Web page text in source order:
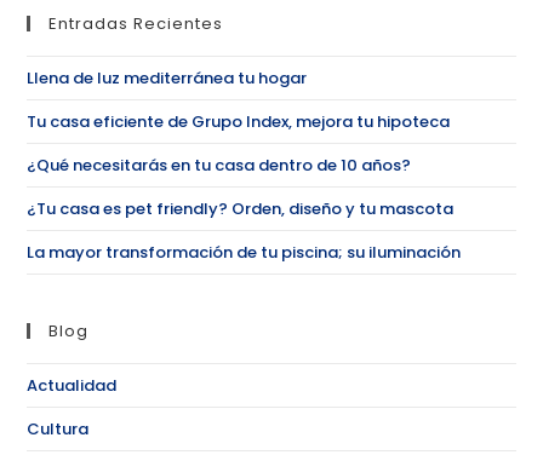
Entradas Recientes
Llena de luz mediterránea tu hogar
Tu casa eficiente de Grupo Index, mejora tu hipoteca
¿Qué necesitarás en tu casa dentro de 10 años?
¿Tu casa es pet friendly? Orden, diseño y tu mascota
La mayor transformación de tu piscina; su iluminación
Blog
Actualidad
Cultura